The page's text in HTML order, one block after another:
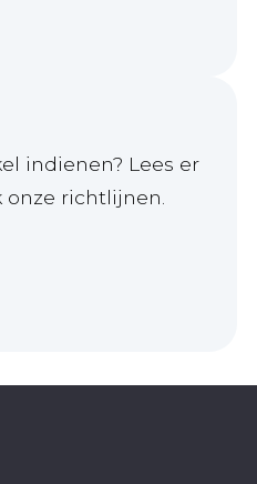
indienen? Lees er
richtlijnen.